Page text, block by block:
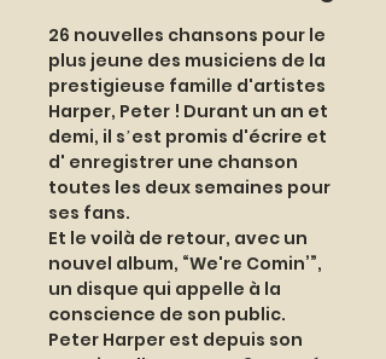
26 nouvelles chansons pour le
plus jeune des musiciens de la
prestigieuse famille d'artistes
Harper, Peter ! Durant un an et
demi, il sʼest promis d'écrire et
d' enregistrer une chanson
toutes les deux semaines pour
ses fans.
Et le voilà de retour, avec un
nouvel album, “We're Comin’”,
un disque qui appelle à la
conscience de son public.
Peter Harper est depuis son